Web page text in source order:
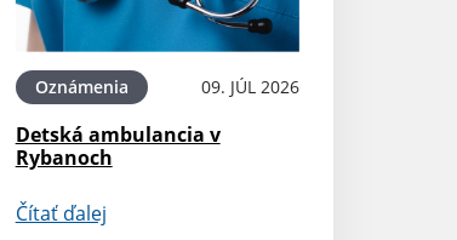
Oznámenia 09. JÚL 2026
Detská ambulancia v
Rybanoch
Čítať ďalej